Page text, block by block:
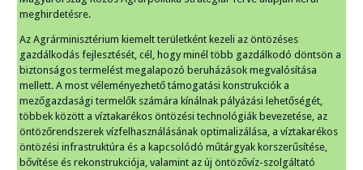
meghirdetésre.
Az Agrárminisztérium kiemelt területként kezeli az öntözéses
gazdálkodás fejlesztését, cél, hogy minél több gazdálkodó döntsön a
biztonságos termelést megalapozó beruházások megvalósítása
mellett. A most véleményezhető támogatási konstrukciók a
mezőgazdasági termelők számára kínálnak pályázási lehetőségét,
többek között a víztakarékos öntözési technológiák bevezetése, az
öntözőrendszerek vízfelhasználásának optimalizálása, a víztakarékos
öntözési infrastruktúra és a kapcsolódó műtárgyak korszerűsítése,
bővítése és rekonstrukciója, valamint az új öntözővíz-szolgáltató